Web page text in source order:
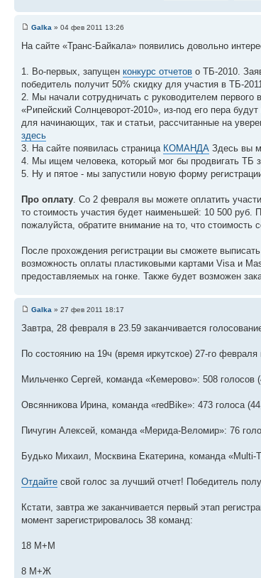
Galka » 04 фев 2011 13:26
На сайте «Транс-Байкала» появились довольно
1. Во-первых, запущен конкурс отчетов о ТБ-2010.
победитель получит 50% скидку для участия в ТБ-
2. Мы начали сотрудничать с руководителем первого
«Рипейский Солнцеворот-2010», из-под его пера
для начинающих, так и статьи, рассчитанные на
здесь
3. На сайте появилась страница КОМАНДА Здесь вы
4. Мы ищем человека, который мог бы продвигать ТБ
5. Ну и пятое - мы запустили новую форму
Про оплату . Со 2 февраля вы можете оплатить
то стоимость участия будет наименьшей: 10 500 руб.
пожалуйста, обратите внимание на то, что стоимость
После прохождения регистрации вы сможете
возможность оплаты пластиковыми картами Visa и
предоставляемых на гонке. Также будет возможен
Galka » 27 фев 2011 18:17
Завтра, 28 февраля в 23.59 заканчивается
По состоянию на 19ч (время иркутское) 27-го
Мильченко Сергей, команда «Кемерово»: 508 голосов
Овсянникова Ирина, команда «redBike»: 473 голоса
Пичугин Алексей, команда «Мерида-Веломир»: 76
Будько Михаил, Москвина Екатерина, команда «Multi-
Отдайте свой голос за лучший отчет! Победитель
Кстати, завтра же заканчивается первый этап
момент зарегистрировалось 38 команд:
18 М+М
8 М+Ж